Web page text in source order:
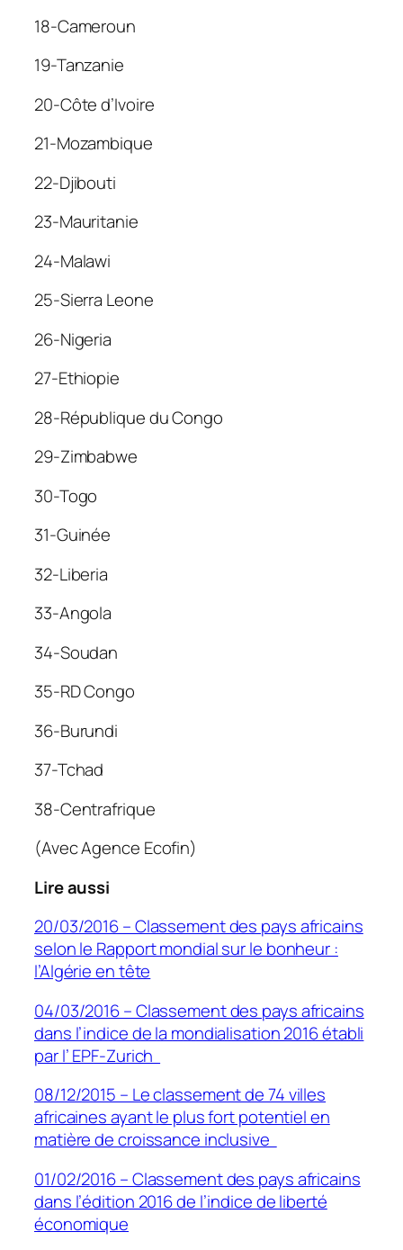
18-Cameroun
19-Tanzanie
20-Côte d’Ivoire
21-Mozambique
22-Djibouti
23-Mauritanie
24-Malawi
25-Sierra Leone
26-Nigeria
27-Ethiopie
28-République du Congo
29-Zimbabwe
30-Togo
31-Guinée
32-Liberia
33-Angola
34-Soudan
35-RD Congo
36-Burundi
37-Tchad
38-Centrafrique
(Avec Agence Ecofin)
Lire aussi
20/03/2016 – Classement des pays africains
selon le Rapport mondial sur le bonheur :
l’Algérie en tête
04/03/2016 – Classement des pays africains
dans l’indice de la mondialisation 2016 établi
par l’ EPF-Zurich
08/12/2015 – Le classement de 74 villes
africaines ayant le plus fort potentiel en
matière de croissance inclusive
01/02/2016 – Classement des pays africains
dans l’édition 2016 de l’indice de liberté
économique